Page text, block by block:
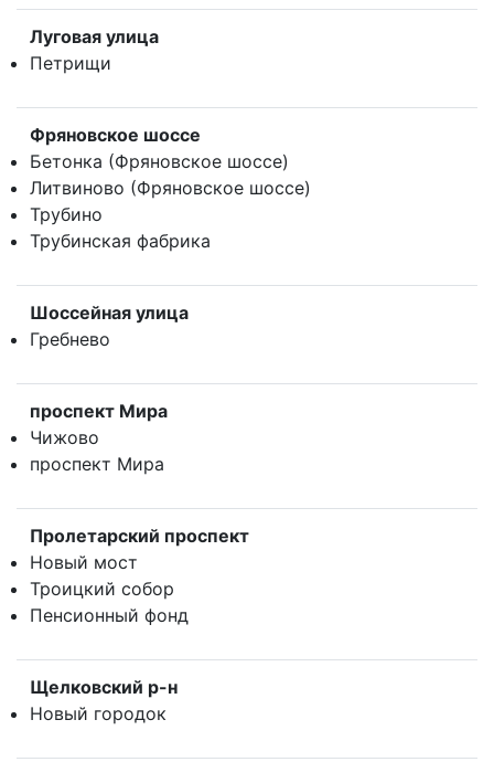
Луговая улица
Петрищи
Фряновское шоссе
Бетонка (Фряновское шоссе)
Литвиново (Фряновское шоссе)
Трубино
Трубинская фабрика
Шоссейная улица
Гребнево
проспект Мира
Чижово
проспект Мира
Пролетарский проспект
Новый мост
Троицкий собор
Пенсионный фонд
Щелковский р-н
Новый городок